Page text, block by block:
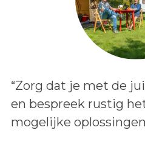
Lees het bericht:
“Zorg dat je met de
en bespreek rustig
mogelijke